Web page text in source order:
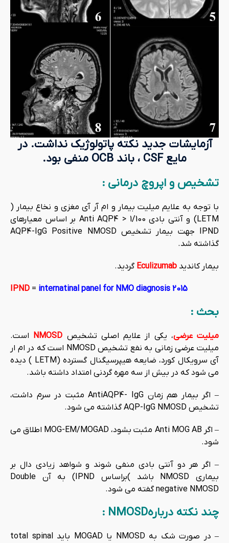
آزمایشات جدید نکته پاتولوژیک نداشت. در
مایع CSF ، باند OCB منفی بود.
تشخیص و اپروچ درمانی :
با توجه به علایم میلیت بیمار و ام آر آی مغزی و نخاع بیمار (
LETM) و آنتی بادی Anti AQP4 > 1/100 بر اساس معیارهای
IPND جهت بیمار تشخیص AQP4-IgG Positive NMOSD
گذاشته شد.
بیمار کاندید Eculizumab گردید.
IPND = internatinal panel for NMO diagnosis 2015
بحث :
میلیت عرضی، یکی از علایم اصلی تشخیص NMOSD است.
میلیت عرضی زمانی به نفع تشخیص NMOSD است که در ام ار
آی سرویکال کورد، ضایعه هیپرسیگنال گسترده (LETM ) دیده
می شود که در بیش از سه مهره گردنی امتداد داشته باشد.
– اگر بیمار هم زمان AntiAQP4- IgG مثبت در سرم داشت،
تشخیص AQP-IgG NMOSD گذاشته می شود.
– اگر Anti MOG AB مثبت بشود، MOG-EM/MOGAD اطلاق می
شود.
– اگر هر دو آنتی بادی منفی شوند و شواهد زیادی دال بر
بیماری NMOSD باشد )براساس IPND) به آن Double
negative NMOSD گفته می شود.
چند نکته دربارهNMOSD :
– در صورت شک به NMOSD یا MOGAD باید total spinal